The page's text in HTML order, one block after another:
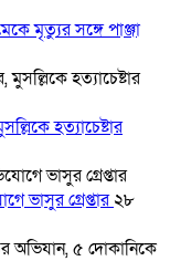
মৃত্যুর সঙ্গে পাঞ্জা
হত্যাচেষ্টার
ভাসুর গ্রেপ্তার২৮